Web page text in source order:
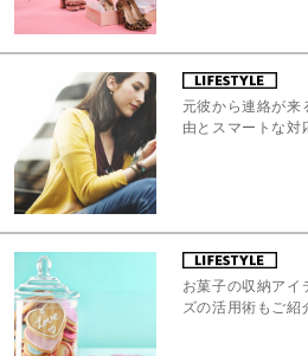
元彼から連絡が来
由とスマートな対
お菓子の収納アイ
ズの活用術もご紹